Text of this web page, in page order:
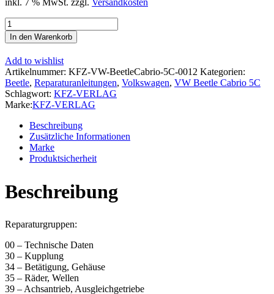
inkl. 7 % MwSt. zzgl. Versandkosten
VW
Beetle
Cabrio
Typ
5C
2011-
2016
5
Gang
Schaltgetriebe
Reparaturanleitung
Menge
In den Warenkorb
Add to wishlist
Artikelnummer: KFZ-VW-BeetleCabrio-5C-0012 Kategorien:
Beetle, Reparaturanleitungen, Volkswagen, VW Beetle Cabrio 5C
Schlagwort: KFZ-VERLAG
Marke:KFZ-VERLAG
Beschreibung
Zusätzliche Informationen
Marke
Produktsicherheit
Beschreibung
Reparaturgruppen:
00 – Technische Daten
30 – Kupplung
34 – Betätigung, Gehäuse
35 – Räder, Wellen
39 – Achsantrieb, Ausgleichgetriebe